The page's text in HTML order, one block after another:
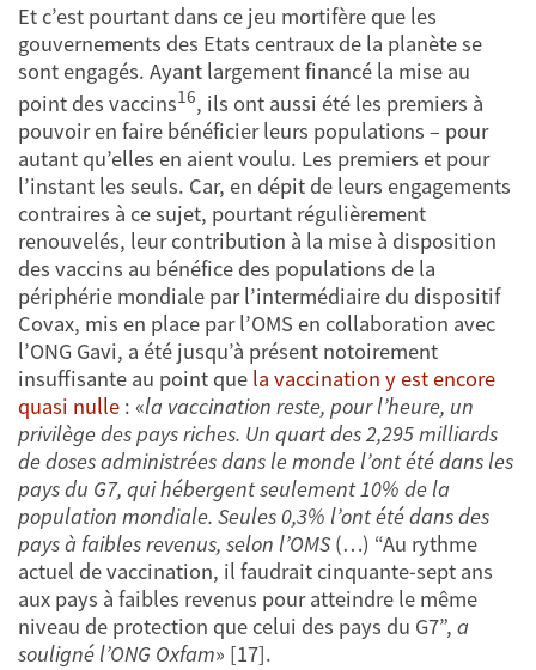
Et c’est pourtant dans ce jeu mortifère que les
gouvernements des Etats centraux de la planète se
sont engagés. Ayant largement financé la mise au
point des vaccins16, ils ont aussi été les premiers à
pouvoir en faire bénéficier leurs populations – pour
autant qu’elles en aient voulu. Les premiers et pour
l’instant les seuls. Car, en dépit de leurs engagements
contraires à ce sujet, pourtant régulièrement
renouvelés, leur contribution à la mise à disposition
des vaccins au bénéfice des populations de la
périphérie mondiale par l’intermédiaire du dispositif
Covax, mis en place par l’OMS en collaboration avec
l’ONG Gavi, a été jusqu’à présent notoirement
insuffisante au point que la vaccination y est encore
quasi nulle : «la vaccination reste, pour l’heure, un
privilège des pays riches. Un quart des 2,295 milliards
de doses administrées dans le monde l’ont été dans les
pays du G7, qui hébergent seulement 10% de la
population mondiale. Seules 0,3% l’ont été dans des
pays à faibles revenus, selon l’OMS (…) “Au rythme
actuel de vaccination, il faudrait cinquante-sept ans
aux pays à faibles revenus pour atteindre le même
niveau de protection que celui des pays du G7”, a
souligné l’ONG Oxfam» [17].